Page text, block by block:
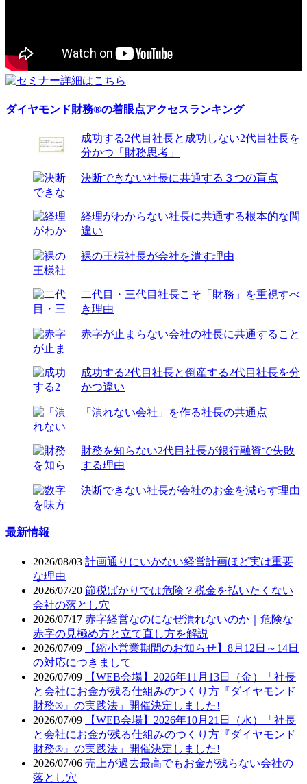
ダイヤモンド財務®の着眼点アクセスランキング
成功する2代目社長と成功しない2代目社長を
分かつ「財務思考」
決断できない社長に共通する３つの盲点
経理がわからない社長に共通する根本的な間
違い
裸の王様社長が会社を潰す理由
二代目・三代目社長こそ「財務」を重視すべ
き理由
赤字が止まらない会社の社長に共通すること
成功する2代目社長と倒産する2代目社長を分
かつ違い
「潰れない会社」を作る社長の共通点
財務を知らない2代目社長が銀行融資で失敗
する理由
決断できない社長が会社のお金を減らす理由
最新情報
2026/08/03 計画通りにいかない経営計画ほど実は重要
な理由
2026/07/20 節税ばかりでは危険？税金を払いたくない
会社の落とし穴
2026/07/17 赤字経営なのになぜ潰れないのか｜危険な
赤字の見極め方と立て直し方を解説
2026/07/09
【縮小営業期間のお知らせ】8月12日～14日
の対応につきまして
2026/07/09
【WEB会場】2026年11月13日（金）「社長
と会社にお金が残る仕組みのつくり方『ダイヤモンド
財務®』の実践法」開催決定しました!
2026/07/09
【WEB会場】2026年10月21日（水）「社長
と会社にお金が残る仕組みのつくり方『ダイヤモンド
財務®』の実践法」開催決定しました!
2026/07/06 売上が過去最高でもお金が残らない会社の
落とし穴